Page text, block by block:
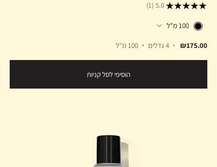
5.0
(1)
100 מ"ל
₪175.00 4 גדלים 100 מ"ל
הוסיפי לסל קניות